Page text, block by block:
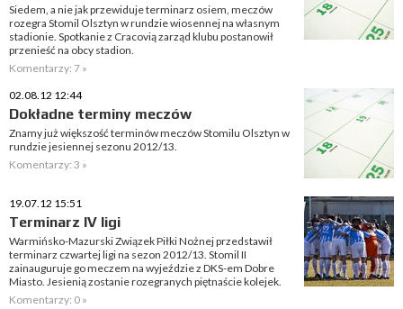
Siedem, a nie jak przewiduje terminarz osiem, meczów
rozegra Stomil Olsztyn w rundzie wiosennej na własnym
stadionie. Spotkanie z Cracovią zarząd klubu postanowił
przenieść na obcy stadion.
Komentarzy: 7 »
02.08.12 12:44
Dokładne terminy meczów
Znamy już większość terminów meczów Stomilu Olsztyn w
rundzie jesiennej sezonu 2012/13.
Komentarzy: 3 »
19.07.12 15:51
Terminarz IV ligi
Warmińsko-Mazurski Związek Piłki Nożnej przedstawił
terminarz czwartej ligi na sezon 2012/13. Stomil II
zainauguruje go meczem na wyjeździe z DKS-em Dobre
Miasto. Jesienią zostanie rozegranych piętnaście kolejek.
Komentarzy: 0 »